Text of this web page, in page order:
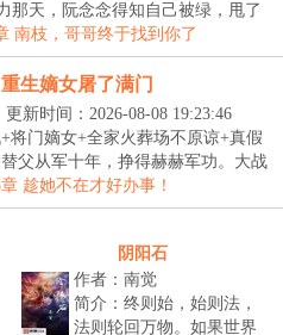
那天，阮念念得知自己被绿，甩了
南枝，哥哥终于找到你了
生嫡女屠了满门
更新时间：2026-08-08 19:23:46
将门嫡女+全家火葬场不原谅+真假
父从军十年，挣得赫赫军功。大战
趁她不在才好办事！
阴阳石
作者：南觉
简介：终则始，始则法，
法则轮回万物。如果世界